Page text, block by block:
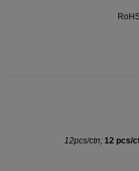
12pcs/ctn; 12 pcs/